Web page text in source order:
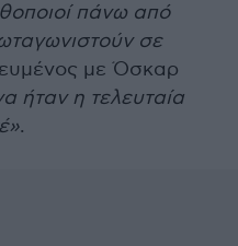
πάνω από
σε
με Όσκαρ
ήταν η τελευταία
.